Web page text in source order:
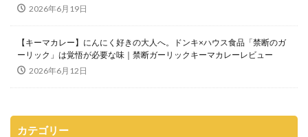
2026年6月19日
【キーマカレー】にんにく好きの大人へ。ドンキ×ハウス食品「禁断のガ
ーリック」は覚悟が必要な味｜禁断ガーリックキーマカレーレビュー
2026年6月12日
カテゴリー